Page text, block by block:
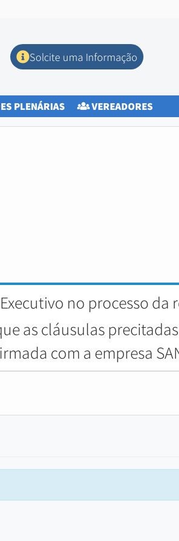
Solcite uma Informação
PLENÁRIAS VEREADORES
no processo da
as cláusulas
com a empresa